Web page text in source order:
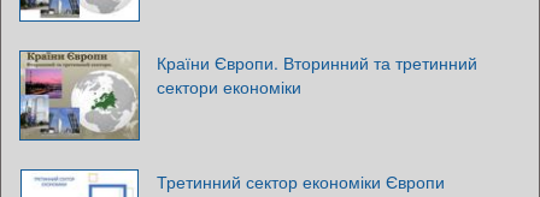
Країни Європи. Вторинний та третинний
сектори економіки
Третинний сектор економіки Європи